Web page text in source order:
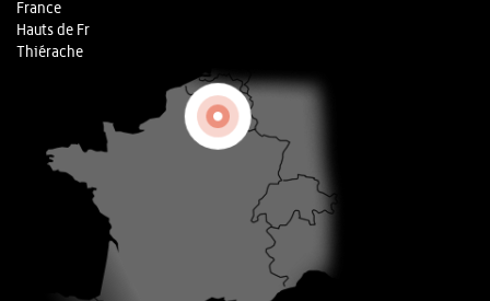
France
Hauts de Fr
Thiérache